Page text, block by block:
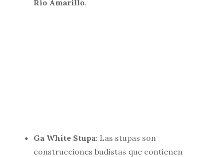
Río Amarillo.
Ga White Stupa: Las stupas son
construcciones budistas que contienen